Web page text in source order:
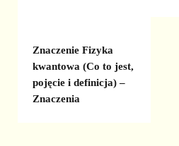
Znaczenie Fizyka
kwantowa (Co to jest,
pojęcie i definicja) –
Znaczenia